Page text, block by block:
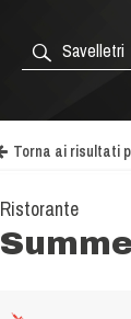
Torna ai risultati
Ristorante